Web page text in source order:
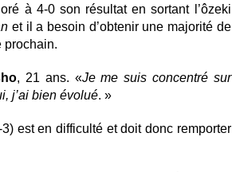
à 4-0 son résultat en sortant l’ôzeki
et il a besoin d’obtenir une majorité de
prochain.
, 21 ans. «Je me suis concentré sur
j’ai bien évolué. »
3) est en difficulté et doit donc remporter